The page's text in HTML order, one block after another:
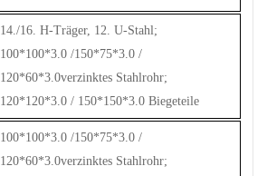
14./16. H-Träger, 12. U-Stahl;
100*100*3.0 /150*75*3.0 /
120*60*3.0verzinktes Stahlrohr;
120*120*3.0 / 150*150*3.0 Biegeteile
100*100*3.0 /150*75*3.0 /
120*60*3.0verzinktes Stahlrohr;